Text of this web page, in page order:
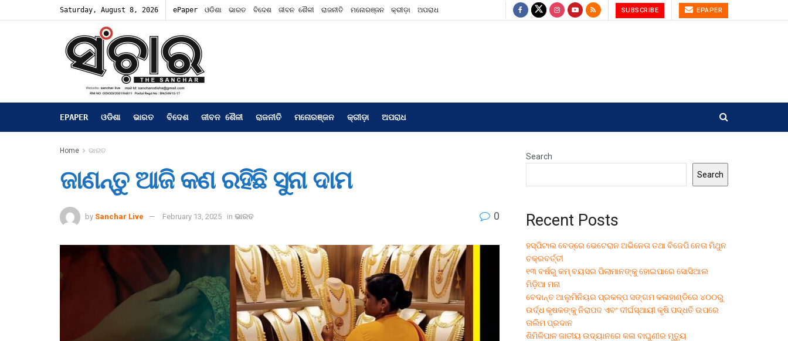
Saturday, August 8, 2026 ePaper ଓଡିଶା ଭାରତ ବିଦେଶ ଜୀବନ ଶୈଳୀ ରାଜନୀତି ମନୋରଞ୍ଜନ କ୍ରୀଡ଼ା ଅପରାଧ SUBSCRIBE EPAPER
EPAPER ଓଡିଶା ଭାରତ ବିଦେଶ ଜୀବନ ଶୈଳୀ ରାଜନୀତି ମନୋରଞ୍ଜନ କ୍ରୀଡ଼ା ଅପରାଧ
Home ଭାରତ
ଜାଣନ୍ତୁ ଆଜି କଣ ରହିଛି ସୁନା ଦାମ
by Sanchar Live February 13, 2025 in ଭାରତ 0
Search
Search
Recent Posts
ହସ୍ପିଟାଲ ବେଡ୍‌ରେ ଭେଟେରାନ ଅଭିନେତା ତଥା ବିଜେପି ନେତା ମିଥୁନ
ଚକ୍ରବର୍ତ୍ତୀ
୧୩ ବର୍ଷରୁ କମ୍ ବୟସର ପିଲାମାନଙ୍କୁ ହୋଇପାରେ ସୋସିଆଲ
ମିଡ଼ିଆ ମନା
ବେଦାନ୍ତ ଆଲୁମିନିୟର ପ୍ରକଳ୍ପ ସଙ୍ଗମ କଳାହାଣ୍ଡିରେ ୪୦୦ରୁ
ଉର୍ଦ୍ଧ କୃଷକଙ୍କୁ ନିରାପଦ ଏବଂ ଦୀର୍ଘସ୍ଥାୟୀ କୃଷି ପଦ୍ଧତି ଉପରେ
ତାଲିମ ପ୍ରଦାନ
ଶିମିଳିପାଳ ଜାତୀୟ ଉଦ୍ୟାନରେ କଳା ବାଘୁଣୀର ମୃତ୍ୟୁ